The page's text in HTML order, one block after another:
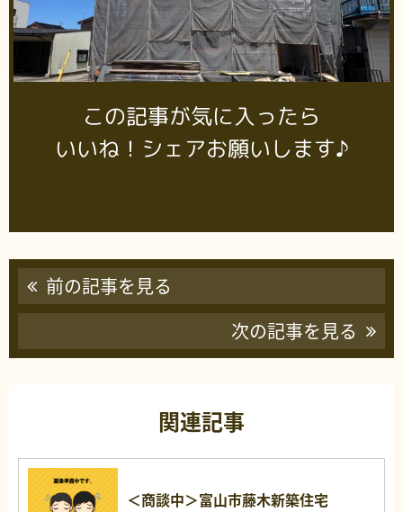
この記事が気に入ったら
いいね！シェアお願いします♪
前の記事を見る
次の記事を見る
関連記事
＜商談中＞富山市藤木新築住宅